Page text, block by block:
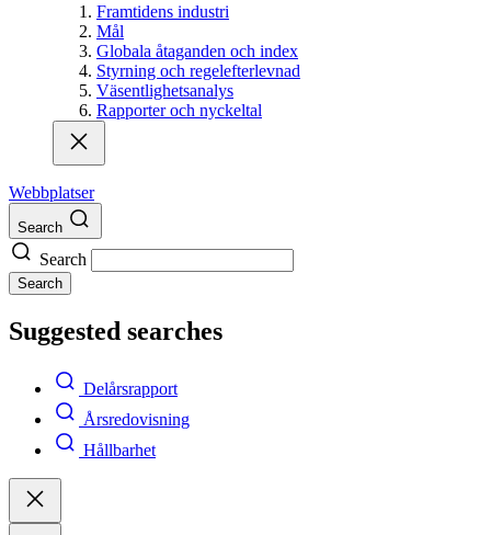
Framtidens industri
Mål
Globala åtaganden och index
Styrning och regelefterlevnad
Väsentlighetsanalys
Rapporter och nyckeltal
Webbplatser
Search
Search
Search
Suggested searches
Delårsrapport
Årsredovisning
Hållbarhet